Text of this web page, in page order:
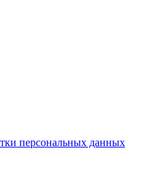
персональных данных